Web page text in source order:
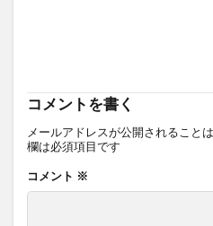
コメントを書く
メールアドレスが公開されること
欄は必須項目です
コメント ※